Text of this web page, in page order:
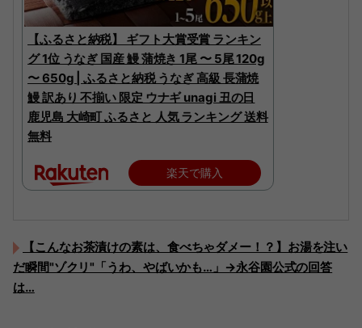
【ふるさと納税】 ギフト大賞受賞 ランキン
グ 1位 うなぎ 国産 鰻 蒲焼き 1尾 〜 5尾 120g
〜 650g | ふるさと納税 うなぎ 高級 長蒲焼
鰻 訳あり 不揃い 限定 ウナギ unagi 丑の日
鹿児島 大崎町 ふるさと 人気 ランキング 送料
無料
楽天で購入
【こんなお茶漬けの素は、食べちゃダメー！？】お湯を注い
だ瞬間"ゾクリ"「うわ、やばいかも…」→永谷園公式の回答
は…